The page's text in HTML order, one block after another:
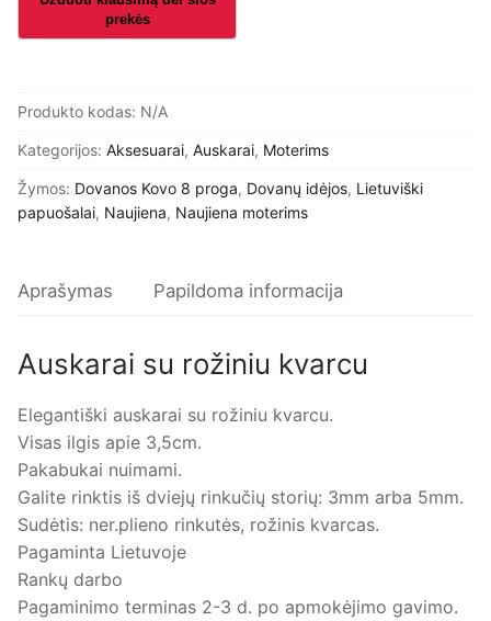
Produkto kodas: N/A
Kategorijos: Aksesuarai, Auskarai, Moterims
Žymos: Dovanos Kovo 8 proga, Dovanų idėjos, Lietuviški
papuošalai, Naujiena, Naujiena moterims
Aprašymas Papildoma informacija
Auskarai su rožiniu kvarcu
Elegantiški auskarai su rožiniu kvarcu.
Visas ilgis apie 3,5cm.
Pakabukai nuimami.
Galite rinktis iš dviejų rinkučių storių: 3mm arba 5mm.
Sudėtis: ner.plieno rinkutės, rožinis kvarcas.
Pagaminta Lietuvoje
Rankų darbo
Pagaminimo terminas 2-3 d. po apmokėjimo gavimo.